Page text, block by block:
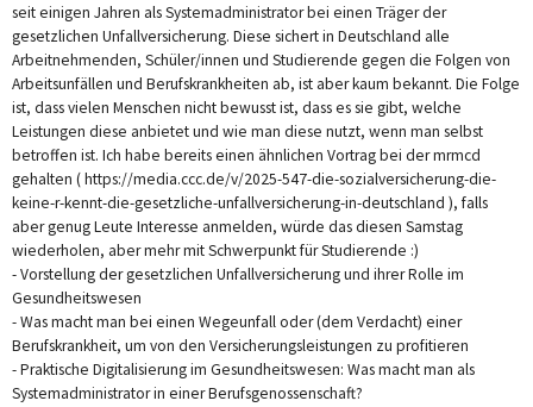
seit einigen Jahren als Systemadministrator bei einen Träger der
gesetzlichen Unfallversicherung. Diese sichert in Deutschland alle
Arbeitnehmenden, Schüler/innen und Studierende gegen die Folgen von
Arbeitsunfällen und Berufskrankheiten ab, ist aber kaum bekannt. Die Folge
ist, dass vielen Menschen nicht bewusst ist, dass es sie gibt, welche
Leistungen diese anbietet und wie man diese nutzt, wenn man selbst
betroffen ist. Ich habe bereits einen ähnlichen Vortrag bei der mrmcd
gehalten ( https://media.ccc.de/v/2025-547-die-sozialversicherung-die-
keine-r-kennt-die-gesetzliche-unfallversicherung-in-deutschland ), falls
aber genug Leute Interesse anmelden, würde das diesen Samstag
wiederholen, aber mehr mit Schwerpunkt für Studierende :)
- Vorstellung der gesetzlichen Unfallversicherung und ihrer Rolle im
Gesundheitswesen
- Was macht man bei einen Wegeunfall oder (dem Verdacht) einer
Berufskrankheit, um von den Versicherungsleistungen zu profitieren
- Praktische Digitalisierung im Gesundheitswesen: Was macht man als
Systemadministrator in einer Berufsgenossenschaft?
12am
1am
2am
3am